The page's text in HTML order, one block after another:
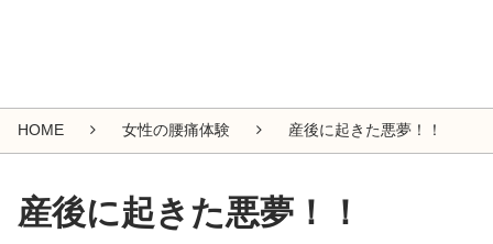
HOME 女性の腰痛体験 産後に起きた悪夢！！
産後に起きた悪夢！！